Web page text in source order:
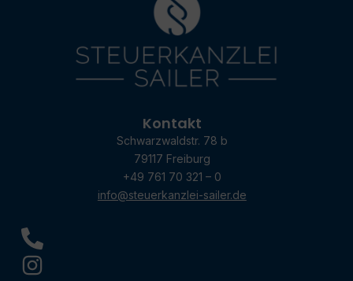
Kontakt
Schwarzwaldstr. 78 b
79117 Freiburg
+49 761 70 321 – 0
info@steuerkanzlei-sailer.de